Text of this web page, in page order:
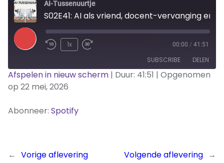
AI-Tussenuurtje
Play
Rewind
Seconds
1x
10
00:00 / 41:51
SUBSCRIBE DELEN
Spotify
RSS FEED
DELEN
LINK
Afspelen in nieuw scherm | Duur: 41:51 | Opgenomen
op 22 mei, 2026
Abonneer: Spotify
← Vorige aflevering Volgende aflevering →